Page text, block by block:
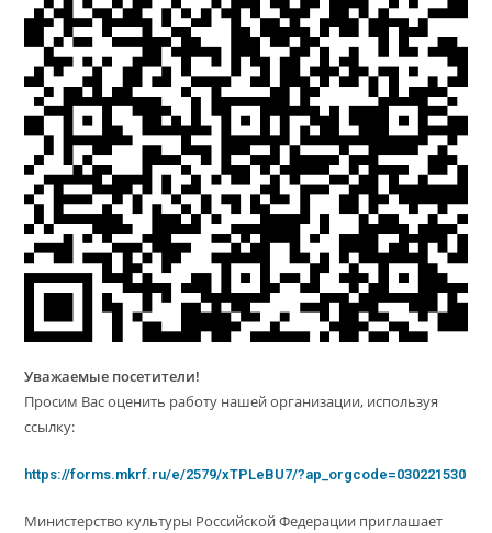
Уважаемые посетители!
Просим Вас оценить работу нашей организации, используя
ссылку:
https://forms.mkrf.ru/e/2579/xTPLeBU7/?ap_orgcode=030221530
Министерство культуры Российской Федерации приглашает